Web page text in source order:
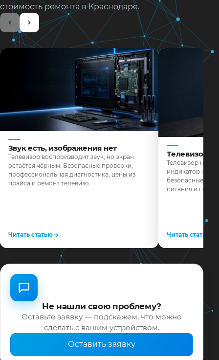
стоимость ремонта в Краснодаре.
Звук есть, изображения нет
Телевизор воспроизводит звук, но экран
остаётся чёрным. Безопасные проверки,
профессиональная диагностика, цены из
прайса и ремонт телевизо…
Читать статью
Телевизор
Телевизор не
индикатор не
безопасные
питания и
Читать статью
Не нашли свою проблему?
Оставьте заявку — подскажем, что можно
сделать с вашим устройством.
Оставить заявку